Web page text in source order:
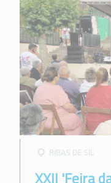
RIBAS DE SIL
XXII 'Feira